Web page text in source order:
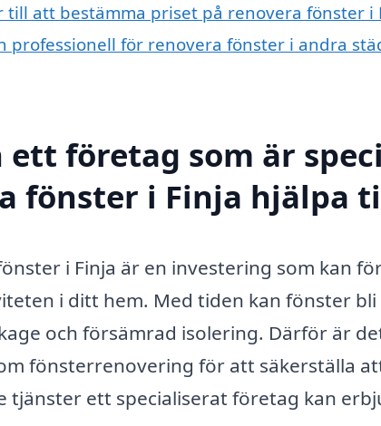
till att bestämma priset på renovera fönster i
professionell för renovera fönster i andra
ett företag som är
fönster i Finja hjälpa
i Finja är en investering som kan
i ditt hem. Med tiden kan fönster
och försämrad isolering. Därför är
fönsterrenovering för att säkerställa
tjänster ett specialiserat företag kan